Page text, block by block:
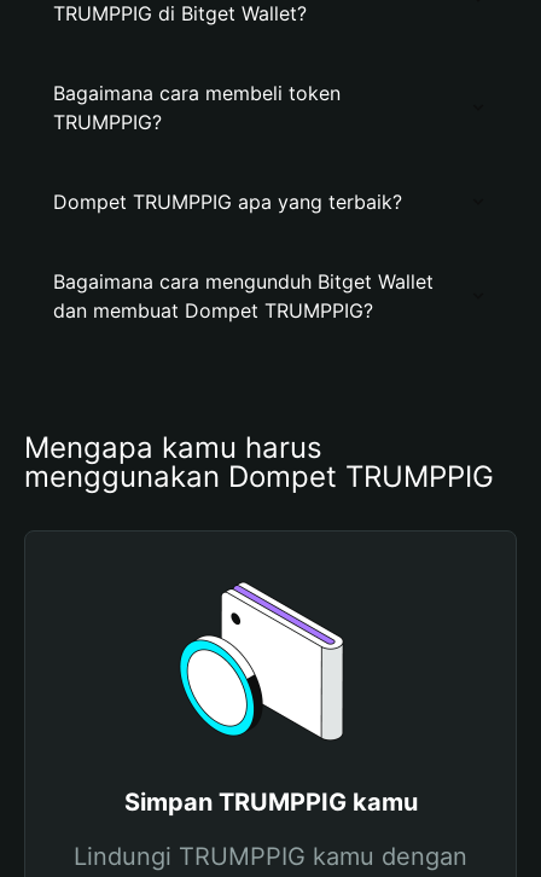
TRUMPPIG di Bitget Wallet?
Bagaimana cara membeli token
TRUMPPIG?
Dompet TRUMPPIG apa yang terbaik?
Bagaimana cara mengunduh Bitget Wallet
dan membuat Dompet TRUMPPIG?
Mengapa kamu harus
menggunakan Dompet TRUMPPIG
Simpan TRUMPPIG kamu
Lindungi TRUMPPIG kamu dengan